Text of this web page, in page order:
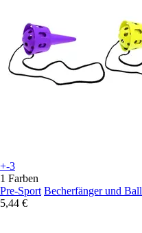
+-3
1 Farben
Pre-Sport Becherfänger und Ball
5,44 €